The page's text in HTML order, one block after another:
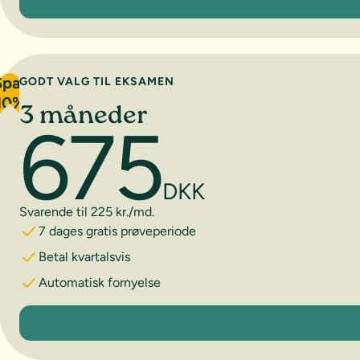
GODT VALG TIL EKSAMEN
3 måneder
675DKK
Svarende til 225 kr./md.
7 dages gratis prøveperiode
Betal kvartalsvis
Automatisk fornyelse
3 måneder